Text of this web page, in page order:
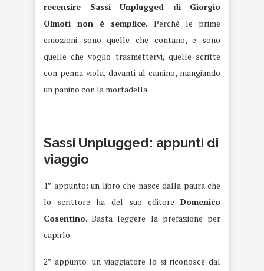
recensire Sassi Unplugged di Giorgio
Olmoti non è semplice. Perchè le prime
emozioni sono quelle che contano, e sono
quelle che voglio trasmettervi, quelle scritte
con penna viola, davanti al camino, mangiando
un panino con la mortadella.
Sassi Unplugged: appunti di
viaggio
1° appunto: un libro che nasce dalla paura che
lo scrittore ha del suo editore Domenico
Cosentino. Basta leggere la prefazione per
capirlo.
2° appunto: un viaggiatore lo si riconosce dal